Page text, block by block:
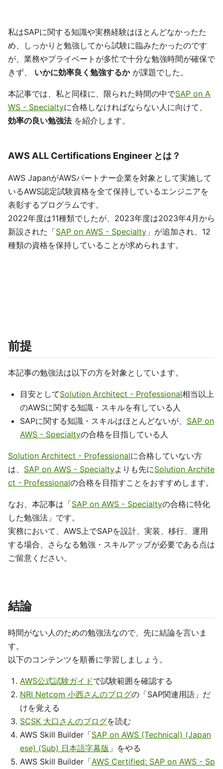
私はSAPに関する知識や実務経験はほとんどなかったた
め、しっかりと勉強してから試験に臨みたかったのです
が、業務やプライベートが多忙で十分な勉強時間が確保で
きず、 いかに効率良く勉強するかが課題でした。
本記事では、私と同様に、限られた時間の中でSAP on A
WS - Specialtyに合格しなければならない人に向けて、
効率の良い勉強法を紹介します。
AWS ALL Certifications Engineer とは？
AWS JapanがAWSパートナー企業を対象として実施して
いるAWS認定試験資格を全て保持しているエンジニアを
表彰するプログラムです。
2022年度は11種類でしたが、2023年度は2023年4月から
新設された「SAP on AWS - Specialty 」が追加され、12
種類の資格を保持していることが求められます。
前提
本記事の勉強法は以下の方を対象としています。
目安としてSolution Architect - Professional相当以上
のAWSに関する知識・スキルを有している人
SAPに関する知識・スキルはほとんどないが、 SAP on
AWS - Specialtyの合格を目指している人
Solution Architect - Professionalに合格していない方
は、 SAP on AWS - Specialtyよりも先にSolution Archite
ct - Professionalの合格を目指すことをおすすめします。
なお、本記事は「SAP on AWS - Specialtyの合格に特化
した勉強法」です。
実務において、AWS上でSAPを設計、実装、移行、運用
する場合、さらなる勉強・スキルアップが必要である点は
ご留意ください。
結論
時間がない人のための勉強法なので、先に結論を言いま
す。
以下のコンテンツを順番に学習しましょう。
AWS公式試験ガイドで試験範囲を確認する
NRI Netcom 小西さんのブログの「SAP関連用語」だ
けを覚える
SCSK 大口さんのブログを読む
AWS Skill Builder「SAP on AWS (Technical) (Japan
ese) (Sub) 日本語字幕版 」をやる
AWS Skill Builder「AWS Certified: SAP on AWS - Sp